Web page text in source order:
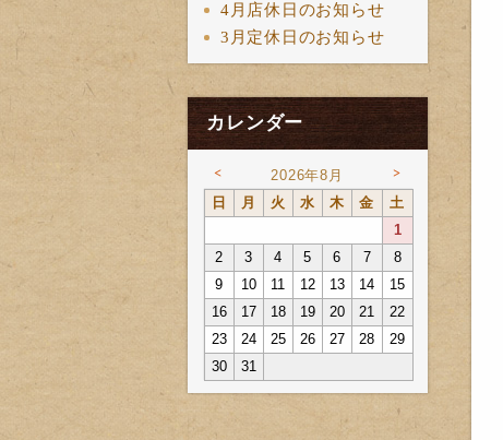
4月店休日のお知らせ
3月定休日のお知らせ
カレンダー
< 2026年8月 >
日 月 火 水 木 金
土
1
2
3 4 5 6 7
8
9
10 11 12 13 14
15
16
17 18 19 20 21
22
23
24 25 26 27 28
29
30
31